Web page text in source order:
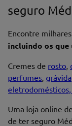
Nome*
Endereço de
seguro
Encontre
incluindo os que
Cremes de rosto,
perfumes, grávida
Uma loja online
de ter seguro